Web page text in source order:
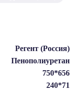
Регент (Россия)
Пенополиуретан
750*656
240*71